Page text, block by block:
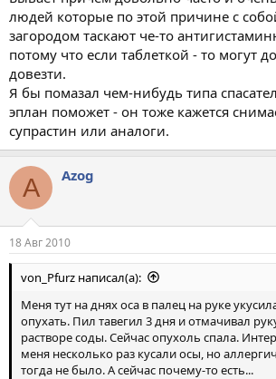
людей которые по этой причине с
загородом таскают че-то
потому что если таблеткой - то могут
довезти.
Я бы помазал чем-нибудь типа
эплан поможет - он тоже кажется
супрастин или аналоги.
A Azog
18 Авг 2010
von_Pfurz написал(а):
Меня тут на днях оса в палец на руке
опухать. Пил тавегил 3 дня и отмачивал
растворе соды. Сейчас опухоль спала.
меня несколько раз кусали осы, но
тогда не было. А сейчас почему-то есть...